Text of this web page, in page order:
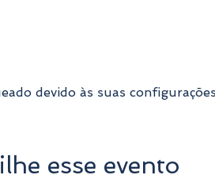
devido às suas
esse evento